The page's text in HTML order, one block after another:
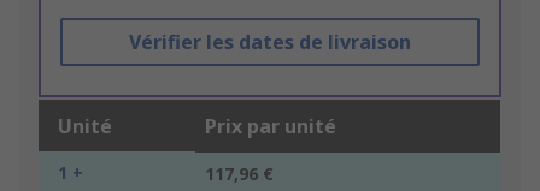
Vérifier les dates de livraison
Unité Prix par unité
1 + 117,96 €